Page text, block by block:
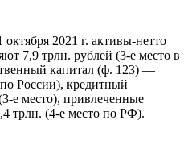
2021 г. активы-нетто
7,9 трлн. рублей (3-е место в
капитал (ф. 123) —
России), кредитный
е место), привлеченные
трлн. (4-е место по РФ).